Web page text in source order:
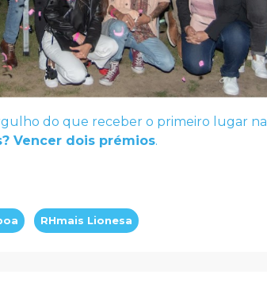
do que receber o primeiro lugar na
Vencer dois prémios.
RHmais Lionesa